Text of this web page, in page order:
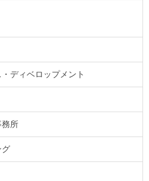
ディベロップメント
務所
グ